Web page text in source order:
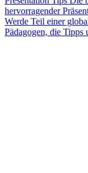
hervorragender
Werde Teil einer
Pädagogen, die Tipps